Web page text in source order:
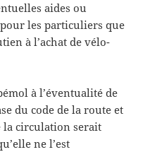
aides ou
les particuliers que
à l’achat de vélo-
à l’éventualité de
du code de la route et
la circulation serait
ne l’est